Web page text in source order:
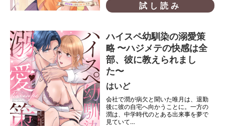
試し読み
ハイスペ幼馴染の溺愛策
略 〜ハジメテの快感は全
部、彼に教えられまし
た〜
はいど
会社で潤が病欠と聞いた唯月は、退勤
後に彼の自宅へ向かうことに。一方の
潤は、中学時代のとある出来事を夢で
見ていて…